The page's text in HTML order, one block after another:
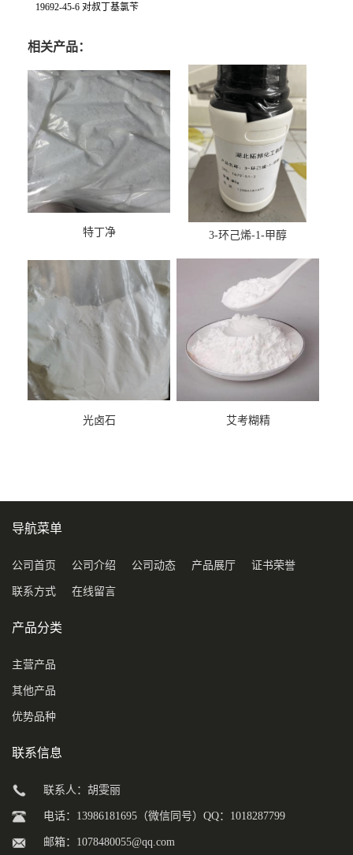
19692-45-6 对叔丁基氯苄
相关产品：
特丁净 3-环己烯-1-甲醇
光卤石 艾考糊精
导航菜单
公司首页 公司介绍 公司动态 产品展厅 证书荣誉
联系方式 在线留言
产品分类
主营产品
其他产品
优势品种
联系信息
联系人：胡雯丽
电话：13986181695（微信同号）QQ：1018287799
邮箱： 1078480055@qq.com